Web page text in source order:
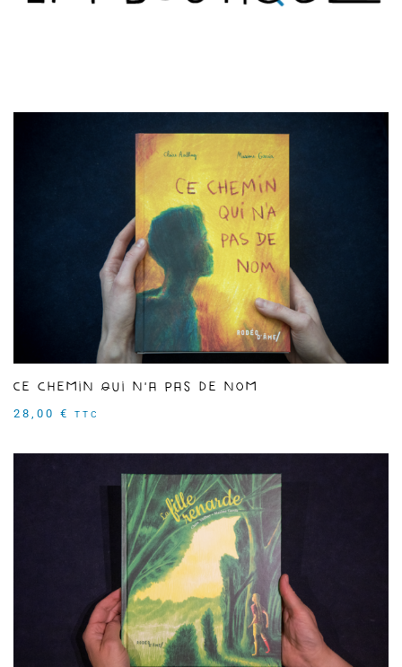
Ce chemin qui n'a pas de nom
28,00 € TTC